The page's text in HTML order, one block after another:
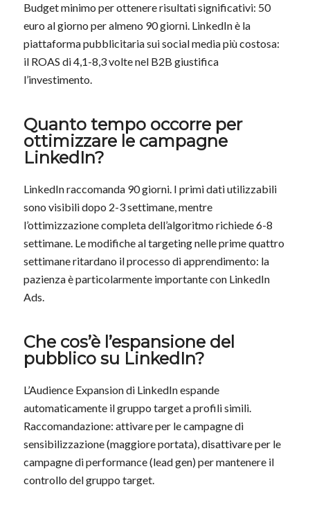
Budget minimo per ottenere risultati significativi: 50
euro al giorno per almeno 90 giorni. LinkedIn è la
piattaforma pubblicitaria sui social media più costosa:
il ROAS di 4,1-8,3 volte nel B2B giustifica
l’investimento.
Quanto tempo occorre per
ottimizzare le campagne
LinkedIn?
LinkedIn raccomanda 90 giorni. I primi dati utilizzabili
sono visibili dopo 2-3 settimane, mentre
l’ottimizzazione completa dell’algoritmo richiede 6-8
settimane. Le modifiche al targeting nelle prime quattro
settimane ritardano il processo di apprendimento: la
pazienza è particolarmente importante con LinkedIn
Ads.
Che cos’è l’espansione del
pubblico su LinkedIn?
L’Audience Expansion di LinkedIn espande
automaticamente il gruppo target a profili simili.
Raccomandazione: attivare per le campagne di
sensibilizzazione (maggiore portata), disattivare per le
campagne di performance (lead gen) per mantenere il
controllo del gruppo target.